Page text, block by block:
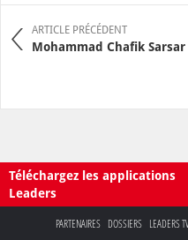
ARTICLE PRÉCÉDENT
Mohammad Chafik Sarsar
Téléchargez les applications
Leaders
PARTENAIRES DOSSIERS LEADERS